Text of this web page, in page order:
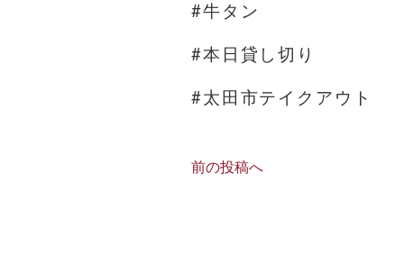
#牛タン
#本日貸し切り
#太田市テイクアウト
前の投稿へ